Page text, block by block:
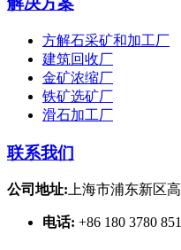
方解石采矿和加工厂
建筑回收厂
金矿浓缩厂
铁矿选矿厂
滑石加工厂
联系我们
公司地址: 上海市浦东新区
电话: +86 180 3780